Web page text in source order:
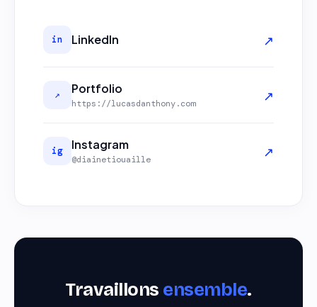
in LinkedIn ↗
↗ Portfolio
https://lucasdanthony.com
↗
ig Instagram
@diainetiouaille
↗
Travaillons ensemble.